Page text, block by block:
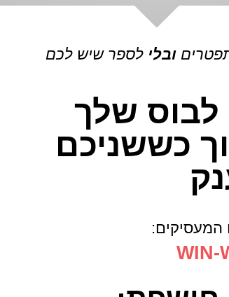
ובלי לספר שיש לכם
שלך
כששניכם
המעסיקים: